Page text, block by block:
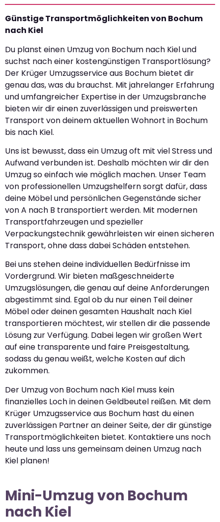
Günstige Transportmöglichkeiten von Bochum
nach Kiel
Du planst einen Umzug von Bochum nach Kiel und
suchst nach einer kostengünstigen Transportlösung?
Der Krüger Umzugsservice aus Bochum bietet dir
genau das, was du brauchst. Mit jahrelanger Erfahrung
und umfangreicher Expertise in der Umzugsbranche
bieten wir dir einen zuverlässigen und preiswerten
Transport von deinem aktuellen Wohnort in Bochum
bis nach Kiel.
Uns ist bewusst, dass ein Umzug oft mit viel Stress und
Aufwand verbunden ist. Deshalb möchten wir dir den
Umzug so einfach wie möglich machen. Unser Team
von professionellen Umzugshelfern sorgt dafür, dass
deine Möbel und persönlichen Gegenstände sicher
von A nach B transportiert werden. Mit modernen
Transportfahrzeugen und spezieller
Verpackungstechnik gewährleisten wir einen sicheren
Transport, ohne dass dabei Schäden entstehen.
Bei uns stehen deine individuellen Bedürfnisse im
Vordergrund. Wir bieten maßgeschneiderte
Umzugslösungen, die genau auf deine Anforderungen
abgestimmt sind. Egal ob du nur einen Teil deiner
Möbel oder deinen gesamten Haushalt nach Kiel
transportieren möchtest, wir stellen dir die passende
Lösung zur Verfügung. Dabei legen wir großen Wert
auf eine transparente und faire Preisgestaltung,
sodass du genau weißt, welche Kosten auf dich
zukommen.
Der Umzug von Bochum nach Kiel muss kein
finanzielles Loch in deinen Geldbeutel reißen. Mit dem
Krüger Umzugsservice aus Bochum hast du einen
zuverlässigen Partner an deiner Seite, der dir günstige
Transportmöglichkeiten bietet. Kontaktiere uns noch
heute und lass uns gemeinsam deinen Umzug nach
Kiel planen!
Mini-Umzug von Bochum
nach Kiel